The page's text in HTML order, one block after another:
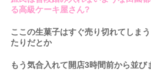
る高級ケーキ屋さん?
ここの生菓子はすぐ売り切れてしま
たりだとか
もう気合入れて開店3時間前から並び